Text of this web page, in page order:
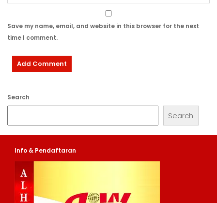
Save my name, email, and website in this browser for the next
time I comment.
Search
Search
Info & Pendaftaran